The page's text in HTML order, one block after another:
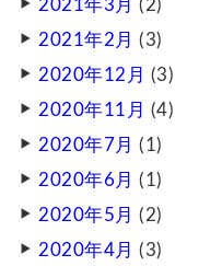
2021年3月 (2)
2021年2月 (3)
2020年12月 (3)
2020年11月 (4)
2020年7月 (1)
2020年6月 (1)
2020年5月 (2)
2020年4月 (3)